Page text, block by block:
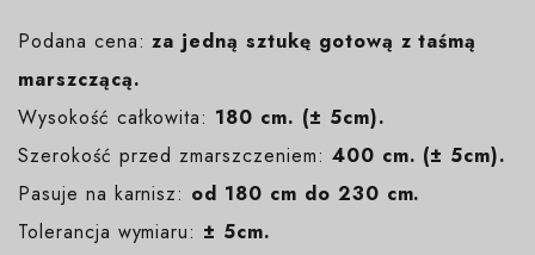
Podana cena: za jedną sztukę gotową z taśmą
marszczącą.
Wysokość całkowita: 180 cm. (± 5cm).
Szerokość przed zmarszczeniem: 400 cm. (± 5cm).
Pasuje na karnisz: od 180 cm do 230 cm.
Tolerancja wymiaru: ± 5cm.